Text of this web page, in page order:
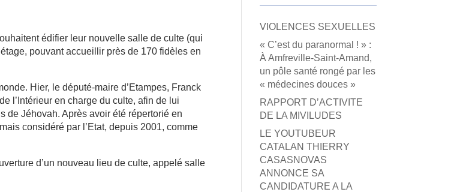
édifier leur nouvelle salle de culte (qui
pouvant accueillir près de 170 fidèles en
Hier, le député-maire d’Etampes, Franck
l’Intérieur en charge du culte, afin de lui
de Jéhovah. Après avoir été répertorié en
considéré par l’Etat, depuis 2001, comme
d’un nouveau lieu de culte, appelé salle
VIOLENCES SEXUELLES
« C’est du paranormal ! » :
À Amfreville-Saint-Amand,
un pôle santé rongé par les
« médecines douces »
RAPPORT D’ACTIVITE
DE LA MIVILUDES
LE YOUTUBEUR
CATALAN THIERRY
CASASNOVAS
ANNONCE SA
CANDIDATURE A LA